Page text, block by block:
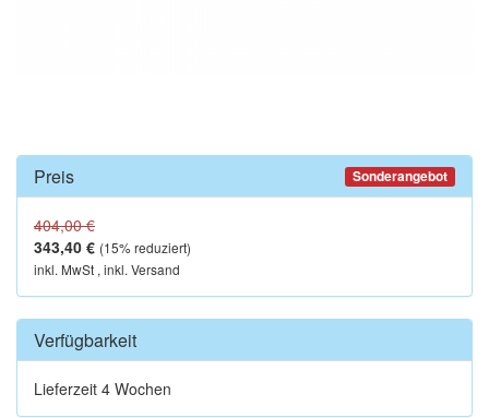
Preis Sonderangebot
404,00 €
343,40 € (15% reduziert)
inkl. MwSt , inkl. Versand
Verfügbarkeit
Lieferzeit 4 Wochen